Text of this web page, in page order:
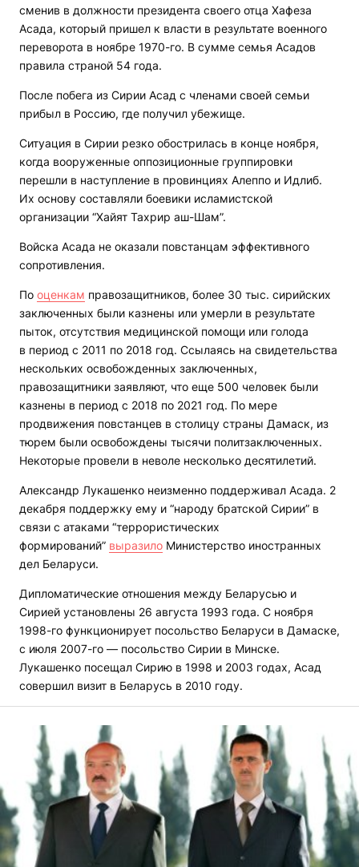
сменив в должности президента своего отца Хафеза
Асада, который пришел к власти в результате военного
переворота в ноябре 1970-го. В сумме семья Асадов
правила страной 54 года.
После побега из Сирии Асад с членами своей семьи
прибыл в Россию, где получил убежище.
Ситуация в Сирии резко обострилась в конце ноября,
когда вооруженные оппозиционные группировки
перешли в наступление в провинциях Алеппо и Идлиб.
Их основу составляли боевики исламистской
организации “Хайят Тахрир аш-Шам”.
Войска Асада не оказали повстанцам эффективного
сопротивления.
По оценкам правозащитников, более 30 тыс. сирийских
заключенных были казнены или умерли в результате
пыток, отсутствия медицинской помощи или голода
в период с 2011 по 2018 год. Ссылаясь на свидетельства
нескольких освобожденных заключенных,
правозащитники заявляют, что еще 500 человек были
казнены в период с 2018 по 2021 год. По мере
продвижения повстанцев в столицу страны Дамаск, из
тюрем были освобождены тысячи политзаключенных.
Некоторые провели в неволе несколько десятилетий.
Александр Лукашенко неизменно поддерживал Асада. 2
декабря поддержку ему и “народу братской Сирии” в
связи с атаками “террористических
формирований” выразило Министерство иностранных
дел Беларуси.
Дипломатические отношения между Беларусью и
Сирией установлены 26 августа 1993 года. С ноября
1998-го функционирует посольство Беларуси в Дамаске,
с июля 2007-го — посольство Сирии в Минске.
Лукашенко посещал Сирию в 1998 и 2003 годах, Асад
совершил визит в Беларусь в 2010 году.